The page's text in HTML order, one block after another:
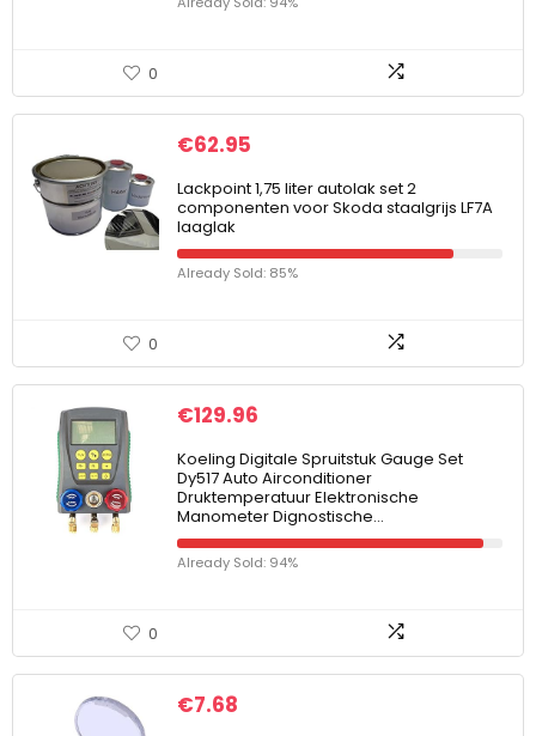
0
€62.95
Lackpoint 1,75 liter autolak set 2
componenten voor Skoda staalgrijs LF7A
laaglak
Already Sold: 85%
0
€129.96
Koeling Digitale Spruitstuk Gauge Set
Dy517 Auto Airconditioner
Druktemperatuur Elektronische
Manometer Dignostische…
Already Sold: 94%
0
€7.68